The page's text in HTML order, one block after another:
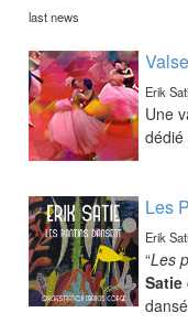
last news
Erik
Une
dédié
Les
Erik
“Les
Satie